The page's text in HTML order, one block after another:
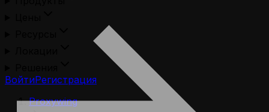
ВойтиРегистрация
Proxywing